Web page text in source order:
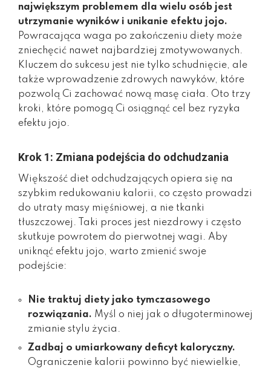
największym problemem dla wielu osób jest
utrzymanie wyników i unikanie efektu jojo.
Powracająca waga po zakończeniu diety może
zniechęcić nawet najbardziej zmotywowanych.
Kluczem do sukcesu jest nie tylko schudnięcie, ale
także wprowadzenie zdrowych nawyków, które
pozwolą Ci zachować nową masę ciała. Oto trzy
kroki, które pomogą Ci osiągnąć cel bez ryzyka
efektu jojo.
Krok 1: Zmiana podejścia do odchudzania
Większość diet odchudzających opiera się na
szybkim redukowaniu kalorii, co często prowadzi
do utraty masy mięśniowej, a nie tkanki
tłuszczowej. Taki proces jest niezdrowy i często
skutkuje powrotem do pierwotnej wagi. Aby
uniknąć efektu jojo, warto zmienić swoje
podejście:
Nie traktuj diety jako tymczasowego
rozwiązania. Myśl o niej jak o długoterminowej
zmianie stylu życia.
Zadbaj o umiarkowany deficyt kaloryczny.
Ograniczenie kalorii powinno być niewielkie,